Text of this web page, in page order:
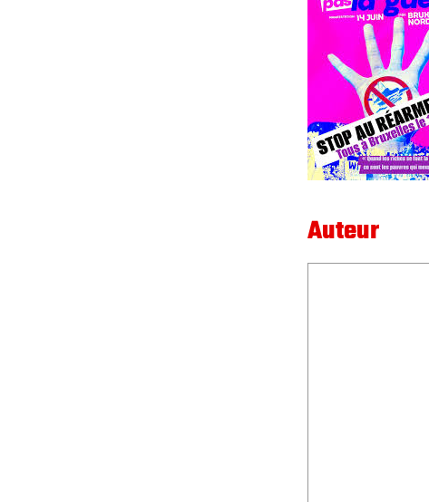
Auteur